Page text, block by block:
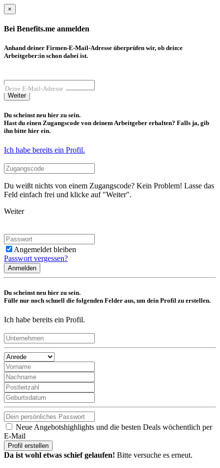
×
Bei Benefits.me anmelden
Anhand deiner Firmen-E-Mail-Adresse überprüfen wir, ob dein:e
Arbeitgeber:in schon dabei ist.
Deine E-Mail-Adresse
Weiter
Du scheinst neu hier zu sein.
Hast du einen Zugangscode von deinem Arbeitgeber erhalten? Falls ja, gib
ihn bitte hier ein.
Ich habe bereits ein Profil.
Du weißt nichts von einem Zugangscode? Kein Problem! Lasse das
Feld einfach frei und klicke auf "Weiter".
Weiter
Angemeldet bleiben
Passwort vergessen?
Anmelden
Du scheinst neu hier zu sein.
Fülle nur noch schnell die folgenden Felder aus, um dein Profil zu erstellen.
Ich habe bereits ein Profil.
Neue Angebotshighlights und die besten Deals wöchentlich per
E-Mail
Profil erstellen
Da ist wohl etwas schief gelaufen! Bitte versuche es erneut.